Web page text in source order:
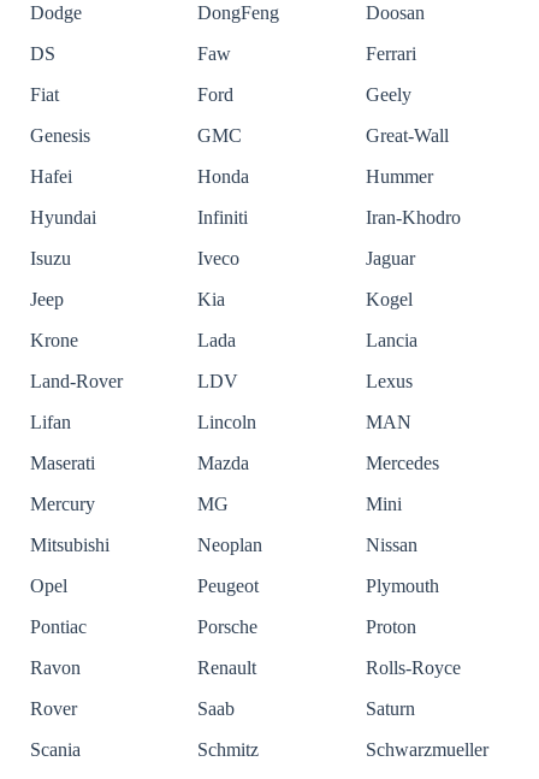
Dodge
DongFeng
Doosan
DS
Faw
Ferrari
Fiat
Ford
Geely
Genesis
GMC
Great-Wall
Hafei
Honda
Hummer
Hyundai
Infiniti
Iran-Khodro
Isuzu
Iveco
Jaguar
Jeep
Kia
Kogel
Krone
Lada
Lancia
Land-Rover
LDV
Lexus
Lifan
Lincoln
MAN
Maserati
Mazda
Mercedes
Mercury
MG
Mini
Mitsubishi
Neoplan
Nissan
Opel
Peugeot
Plymouth
Pontiac
Porsche
Proton
Ravon
Renault
Rolls-Royce
Rover
Saab
Saturn
Scania
Schmitz
Schwarzmueller